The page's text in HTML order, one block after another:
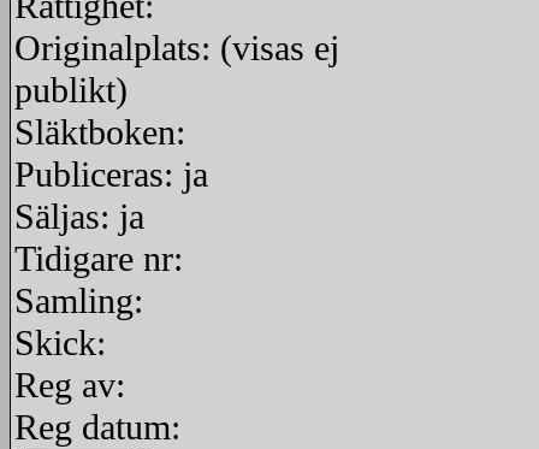
Originalplats: (visas ej
publikt)
Släktboken:
Publiceras: ja
Säljas: ja
Tidigare nr:
Samling:
Skick:
Reg av:
Reg datum: